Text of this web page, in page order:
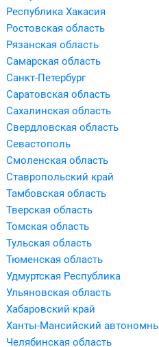
Республика Хакасия
Ростовская область
Рязанская область
Самарская область
Санкт-Петербург
Саратовская область
Сахалинская область
Свердловская область
Севастополь
Смоленская область
Ставропольский край
Тамбовская область
Тверская область
Томская область
Тульская область
Тюменская область
Удмуртская Республика
Ульяновская область
Хабаровский край
Ханты-Мансийский
Челябинская область